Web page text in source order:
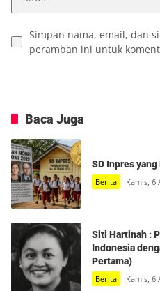
Simpan nama, email, dan
peramban ini untuk
Baca Juga
SD Inpres yang
Berita Kamis, 6
Siti Hartinah :
Indonesia
Pertama)
Berita Kamis, 6